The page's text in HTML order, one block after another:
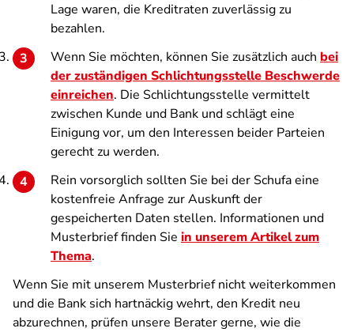
Lage waren, die Kreditraten zuverlässig zu
bezahlen.
Wenn Sie möchten, können Sie zusätzlich auch bei
der zuständigen Schlichtungsstelle Beschwerde
einreichen. Die Schlichtungsstelle vermittelt
zwischen Kunde und Bank und schlägt eine
Einigung vor, um den Interessen beider Parteien
gerecht zu werden.
Rein vorsorglich sollten Sie bei der Schufa eine
kostenfreie Anfrage zur Auskunft der
gespeicherten Daten stellen. Informationen und
Musterbrief finden Sie in unserem Artikel zum
Thema.
Wenn Sie mit unserem Musterbrief nicht weiterkommen
und die Bank sich hartnäckig wehrt, den Kredit neu
abzurechnen, prüfen unsere Berater gerne, wie die